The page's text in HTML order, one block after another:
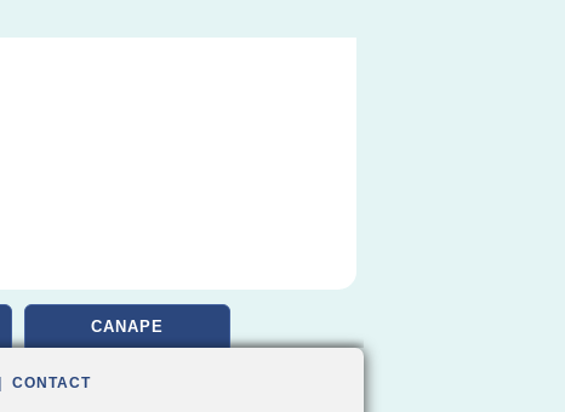
CANAPE
CONTACT